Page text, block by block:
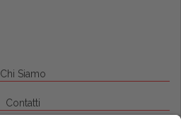
Chi Siamo
Contatti